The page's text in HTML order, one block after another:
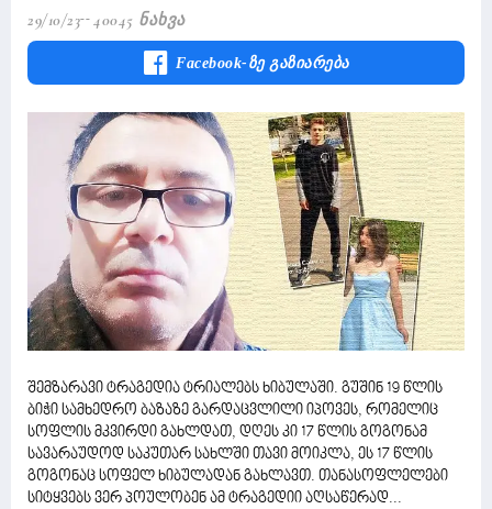
29/10/23 40045 Ნახვა
Facebook-Ზე Გაზიარება
შემზარავი ტრაგედია ტრიალებს ხიბულაში. გუშინ 19 წლის
ბიჭი სამხედრო ბაზაზე გარდაცვლილი იპოვეს, რომელიც
სოფლის მკვირდი გახლდათ, დღეს კი 17 წლის გოგონამ
სავარაუდოდ საკუთარ სახლში თავი მოიკლა, ეს 17 წლის
გოგონაც სოფელ ხიბულადან გახლავთ. თანასოფლელები
სიტყვებს ვერ პოულობენ ამ ტრაგედიი აღსაწერად...